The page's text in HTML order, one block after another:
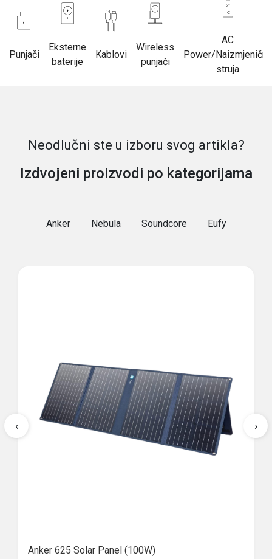
Punjači
Eksterne
baterije
Kablovi
Wireless
punjači
AC
Power/Naizmjenična
struja
Neodlučni ste u izboru svog artikla?
Izdvojeni proizvodi po kategorijama
Anker Nebula Soundcore Eufy
Anker 625 Solar Panel (100W)
‹ ›